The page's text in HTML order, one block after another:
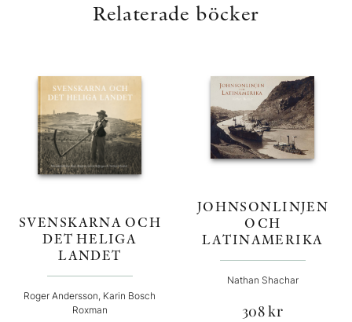
Relaterade böcker
SVENSKARNA OCH
DET HELIGA
LANDET
Roger Andersson, Karin Bosch
Roxman
JOHNSONLINJEN
OCH
LATINAMERIKA
Nathan Shachar
308kr